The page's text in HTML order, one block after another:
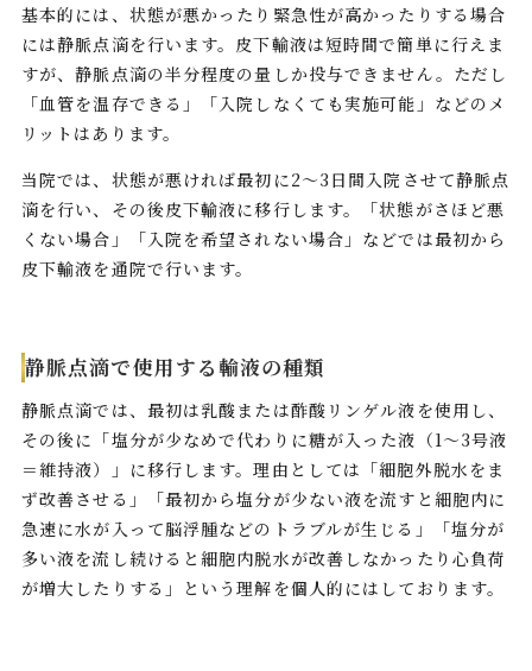
基本的には、状態が悪かったり緊急性が高かったりする場合
には静脈点滴を行います。皮下輸液は短時間で簡単に行えま
すが、静脈点滴の半分程度の量しか投与できません。ただし
「血管を温存できる」「入院しなくても実施可能」などのメ
リットはあります。
当院では、状態が悪ければ最初に2〜3日間入院させて静脈点
滴を行い、その後皮下輸液に移行します。「状態がさほど悪
くない場合」「入院を希望されない場合」などでは最初から
皮下輸液を通院で行います。
静脈点滴で使用する輸液の種類
静脈点滴では、最初は乳酸または酢酸リンゲル液を使用し、
その後に「塩分が少なめで代わりに糖が入った液（1〜3号液
＝維持液）」に移行します。理由としては「細胞外脱水をま
ず改善させる」「最初から塩分が少ない液を流すと細胞内に
急速に水が入って脳浮腫などのトラブルが生じる」「塩分が
多い液を流し続けると細胞内脱水が改善しなかったり心負荷
が増大したりする」という理解を個人的にはしております。